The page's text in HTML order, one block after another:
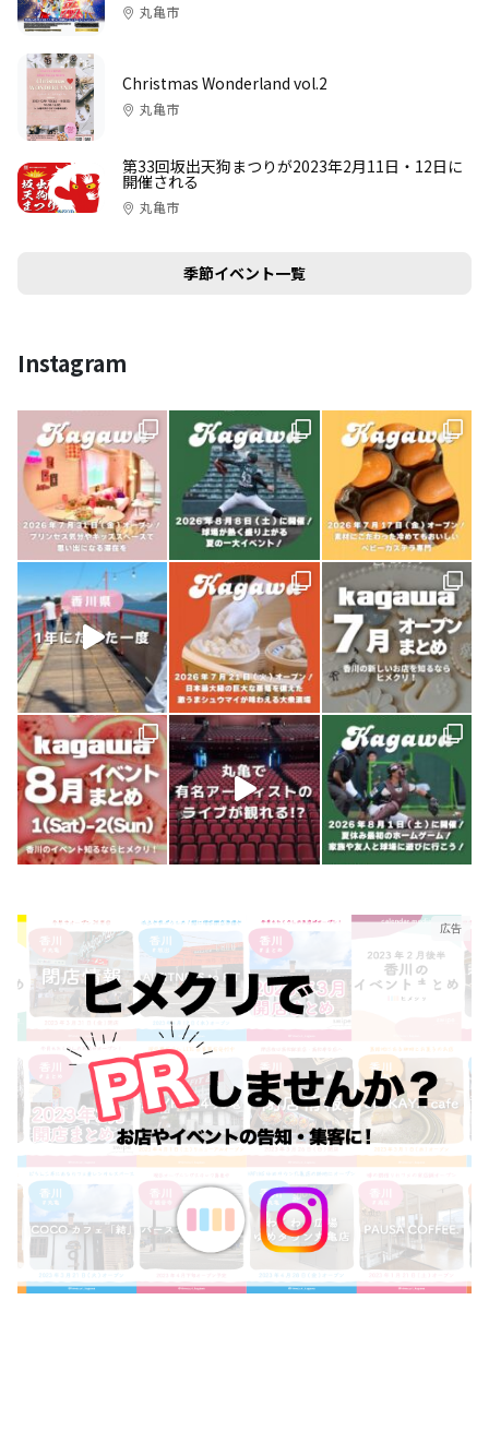
丸亀市
Christmas Wonderland vol.2
丸亀市
第33回坂出天狗まつりが2023年2月11日・12日に
開催される
丸亀市
季節イベント一覧
Instagram